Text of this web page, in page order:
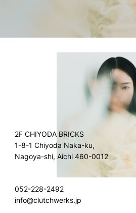
2F CHIYODA BRICKS
1-8-1 Chiyoda Naka-ku,
Nagoya-shi, Aichi 460-0012
052-228-2492
info@clutchwerks.jp